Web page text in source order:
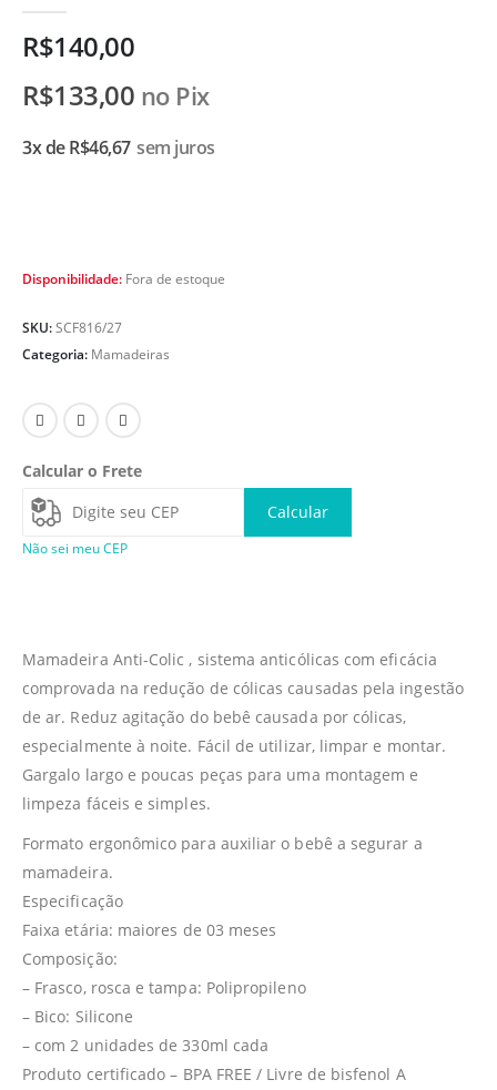
R$140,00
R$133,00 no Pix
3x deR$46,67 sem juros
Disponibilidade: Fora de estoque
SKU:SCF816/27
Categoria: Mamadeiras
Calcular o Frete
Calcular
Não sei meu CEP
Mamadeira Anti-Colic , sistema anticólicas com eficácia
comprovada na redução de cólicas causadas pela ingestão
de ar. Reduz agitação do bebê causada por cólicas,
especialmente à noite. Fácil de utilizar, limpar e montar.
Gargalo largo e poucas peças para uma montagem e
limpeza fáceis e simples.
Formato ergonômico para auxiliar o bebê a segurar a
mamadeira.
Especificação
Faixa etária: maiores de 03 meses
Composição:
– Frasco, rosca e tampa: Polipropileno
– Bico: Silicone
– com 2 unidades de 330ml cada
Produto certificado – BPA FREE / Livre de bisfenol A